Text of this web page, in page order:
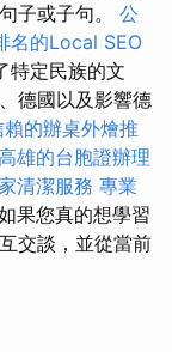
子或子句。 公
名的Local SEO
特定民族的文
德國以及影響德
的辦桌外燴推
雄的台胞證辦理
清潔服務 專業
果您真的想學習
交談，並從當前